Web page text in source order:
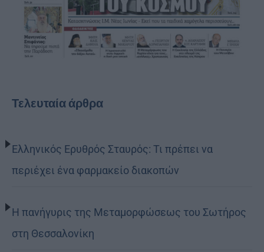
Τελευταία άρθρα
Ελληνικός Ερυθρός Σταυρός: Τι πρέπει να
περιέχει ένα φαρμακείο διακοπών
Η πανήγυρις της Μεταμορφώσεως του Σωτήρος
στη Θεσσαλονίκη